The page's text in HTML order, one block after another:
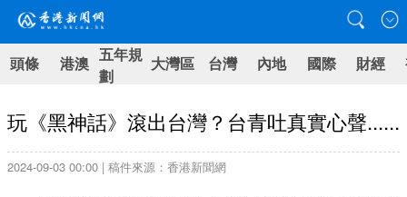
頭條 港澳 五年規
劃
大灣區 台灣 內地 國際 財經
玩《黑神話》滾出台灣？台青吐真實心聲......
2024-09-03 00:00 | 稿件來源：香港新聞網